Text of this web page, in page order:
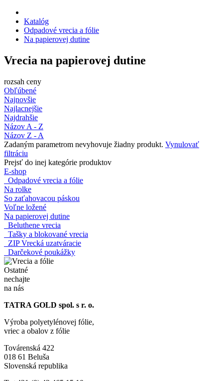
Katalóg
Odpadové vrecia a fólie
Na papierovej dutine
Vrecia na papierovej dutine
rozsah ceny
Obľúbené
Najnovšie
Najlacnejšie
Najdrahšie
Názov A - Z
Názov Z - A
Zadaným parametrom nevyhovuje žiadny produkt. Vynulovať
filtráciu
Prejsť do inej kategórie produktov
E-shop
Odpadové vrecia a fólie
Na rolke
So zaťahovacou páskou
Voľne ložené
Na papierovej dutine
Beluthene vrecia
Tašky a blokované vrecia
ZIP Vrecká uzatváracie
Darčekové poukážky
Ostatné
nechajte
na nás
TATRA GOLD spol. s r. o.
Výroba polyetylénovej fólie,
vriec a obalov z fólie
Továrenská 422
018 61 Beluša
Slovenská republika